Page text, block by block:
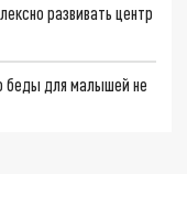
развивать центр
беды для малышей не